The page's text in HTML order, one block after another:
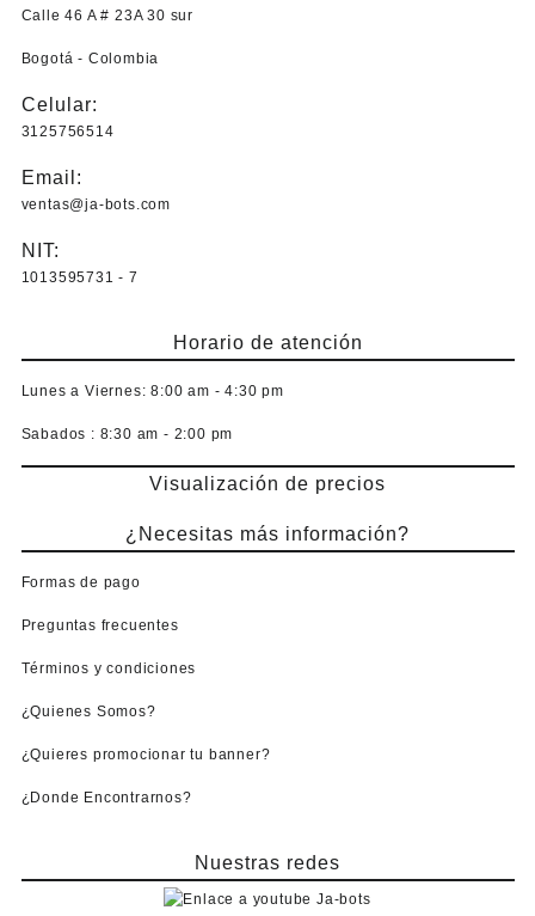
Calle 46 A # 23A 30 sur
Bogotá - Colombia
Celular:
3125756514
Email:
ventas@ja-bots.com
NIT:
1013595731 - 7
Horario de atención
Lunes a Viernes: 8:00 am - 4:30 pm
Sabados : 8:30 am - 2:00 pm
Visualización de precios
¿Necesitas más información?
Formas de pago
Preguntas frecuentes
Términos y condiciones
¿Quienes Somos?
¿Quieres promocionar tu banner?
¿Donde Encontrarnos?
Nuestras redes